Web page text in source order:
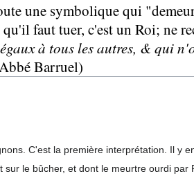
une symbolique qui
faut tuer, c'est un Roi; ne
à tous les autres, & qui
Barruel)
C'est la première interprétation. Il y
sur le bûcher, et dont le meurtre ourdi par